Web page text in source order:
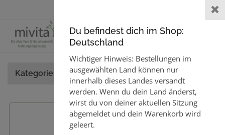
Du befindest dich im Shop:
Deutschland
Wichtiger Hinweis: Bestellungen im
ausgewählten Land können nur
innerhalb dieses Landes versandt
werden. Wenn du dein Land änderst,
wirst du von deiner aktuellen Sitzung
abgemeldet und dein Warenkorb wird
geleert.
0
Kategorien